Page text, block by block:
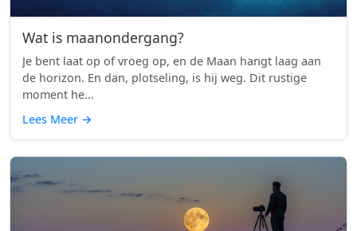
Wat is maanondergang?
Je bent laat op of vroeg op, en de Maan hangt laag aan
de horizon. En dan, plotseling, is hij weg. Dit rustige
moment he...
Lees Meer →